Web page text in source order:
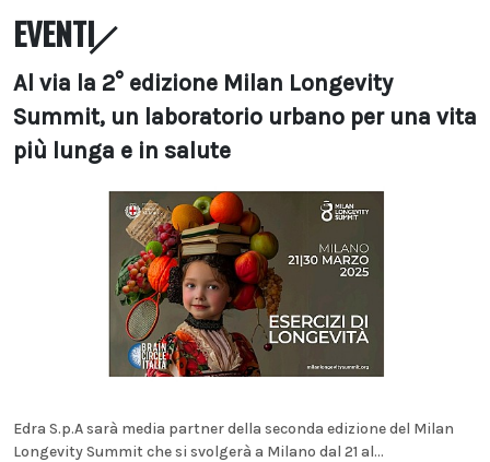
EVENTI
Al via la 2° edizione Milan Longevity
Summit, un laboratorio urbano per una vita
più lunga e in salute
Edra S.p.A sarà media partner della seconda edizione del Milan
Longevity Summit che si svolgerà a Milano dal 21 al...